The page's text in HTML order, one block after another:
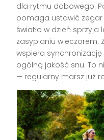
dla rytmu dobowego.
pomaga ustawić
światło w dzień
zasypianiu wieczorem.
wspiera
ogólną jakość snu. To
— regularny marsz już